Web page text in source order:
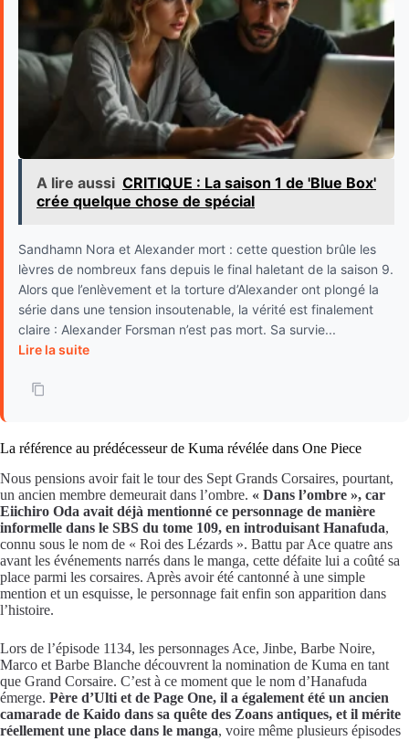
A lire aussi CRITIQUE : La saison 1 de 'Blue Box'
crée quelque chose de spécial
Sandhamn Nora et Alexander mort : cette question brûle les
lèvres de nombreux fans depuis le final haletant de la saison 9.
Alors que l’enlèvement et la torture d’Alexander ont plongé la
série dans une tension insoutenable, la vérité est finalement
claire : Alexander Forsman n’est pas mort. Sa survie...
Lire la suite
La référence au prédécesseur de Kuma révélée dans One Piece
Nous pensions avoir fait le tour des Sept Grands Corsaires, pourtant,
un ancien membre demeurait dans l’ombre. « Dans l’ombre », car
Eiichiro Oda avait déjà mentionné ce personnage de manière
informelle dans le SBS du tome 109, en introduisant Hanafuda,
connu sous le nom de « Roi des Lézards ». Battu par Ace quatre ans
avant les événements narrés dans le manga, cette défaite lui a coûté sa
place parmi les corsaires. Après avoir été cantonné à une simple
mention et un esquisse, le personnage fait enfin son apparition dans
l’histoire.
Lors de l’épisode 1134, les personnages Ace, Jinbe, Barbe Noire,
Marco et Barbe Blanche découvrent la nomination de Kuma en tant
que Grand Corsaire. C’est à ce moment que le nom d’Hanafuda
émerge. Père d’Ulti et de Page One, il a également été un ancien
camarade de Kaido dans sa quête des Zoans antiques, et il mérite
réellement une place dans le manga, voire même plusieurs épisodes